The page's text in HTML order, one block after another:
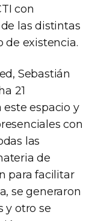
con
las distintas
de existencia.
Sebastián
21
espacio y
con
las
de
para facilitar
se generaron
y otro se